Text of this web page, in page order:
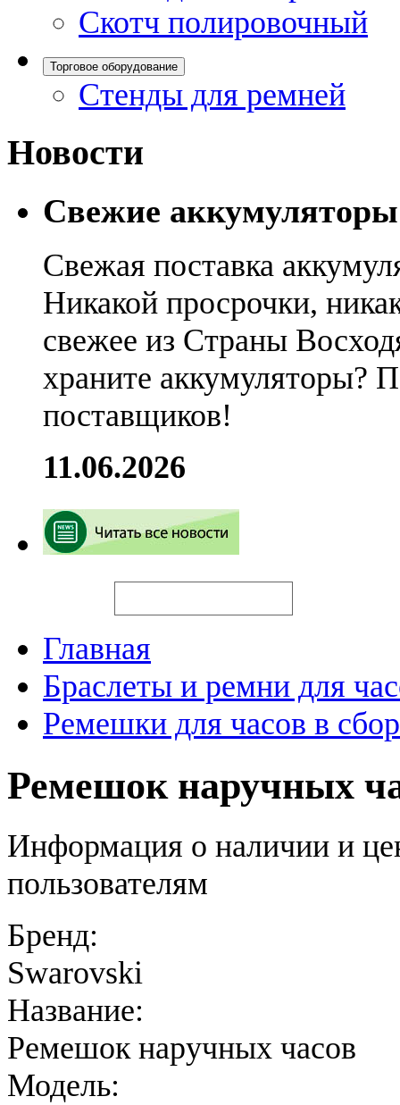
Скотч полировочный
Торговое оборудование
Стенды для ремней
Новости
Свежие
Свежая поставка
Никакой просрочки,
свежее из Страны
храните аккумуляторы?
поставщиков!
11.06.2026
Главная
Браслеты и ремни для
Ремешки для часов в
Ремешок наручных
Информация о наличии и
пользователям
Бренд:
Swarovski
Название:
Ремешок наручных часов
Модель: